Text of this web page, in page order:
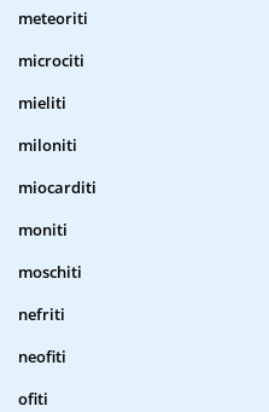
meteoriti
microciti
mieliti
miloniti
miocarditi
moniti
moschiti
nefriti
neofiti
ofiti